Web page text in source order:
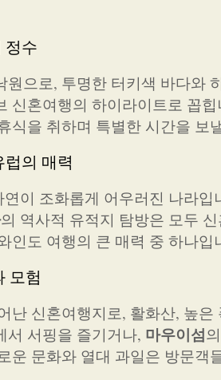
정수
원으로, 투명한 터키색 바다와
신혼여행의 하이라이트로 꼽
식을 취하며 특별한 시간을 보
의 매력
이 조화롭게 어우러진 나라입
의 역사적 유적지 탐방은 모두
인도 여행의 큰 매력 중 하나입
모험
난 신혼여행지로, 활화산, 높
서 서핑을 즐기거나, 마우이섬
운 문화와 열대 과일은 방문객